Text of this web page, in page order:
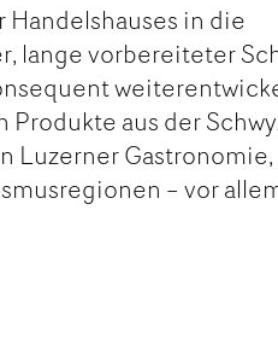
in die
lange vorbereiteter
Produkte aus der
Luzerner Gastronomie,
– vor